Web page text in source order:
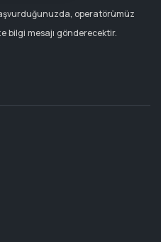
operatörümüz
bilgi mesajı gönderecektir.